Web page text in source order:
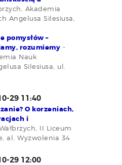
Akademia
Angelusa Silesiusa,
pomysłów –
rozumiemy -
Nauk
Silesiusa, ul.
29 11:40
O korzeniach,
i
II Liceum
al. Wyzwolenia 34
29 12:00